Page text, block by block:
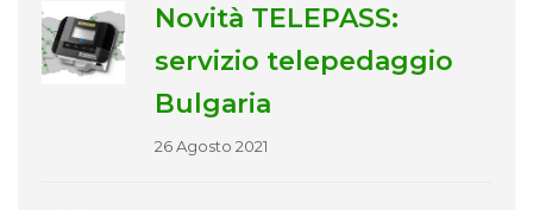
Novità TELEPASS:
servizio telepedaggio
Bulgaria
26 Agosto 2021